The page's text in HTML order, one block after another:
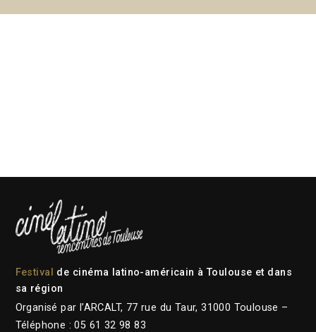
Festival
de cinéma latino-américain à Toulouse et dans
sa région
Organisé par l’ARCALT, 77 rue du Taur, 31000 Toulouse –
Téléphone : 05 61 32 98 83